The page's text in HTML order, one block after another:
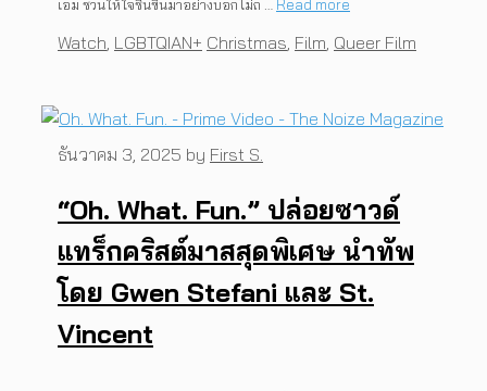
เอม ชวนให้ใจชื้นขึ้นมาอย่างบอกไม่ถ … Read more
Categories
Watch LGBTQIAN+ Tags
Christmas Film Queer Film
“Oh. What. Fun.” ปล่อยซาวด์
แทร็กคริสต์มาสสุดพิเศษ นำทัพ
โดย Gwen Stefani และ St.
Vincent
ธันวาคม 3, 2025 by First S.